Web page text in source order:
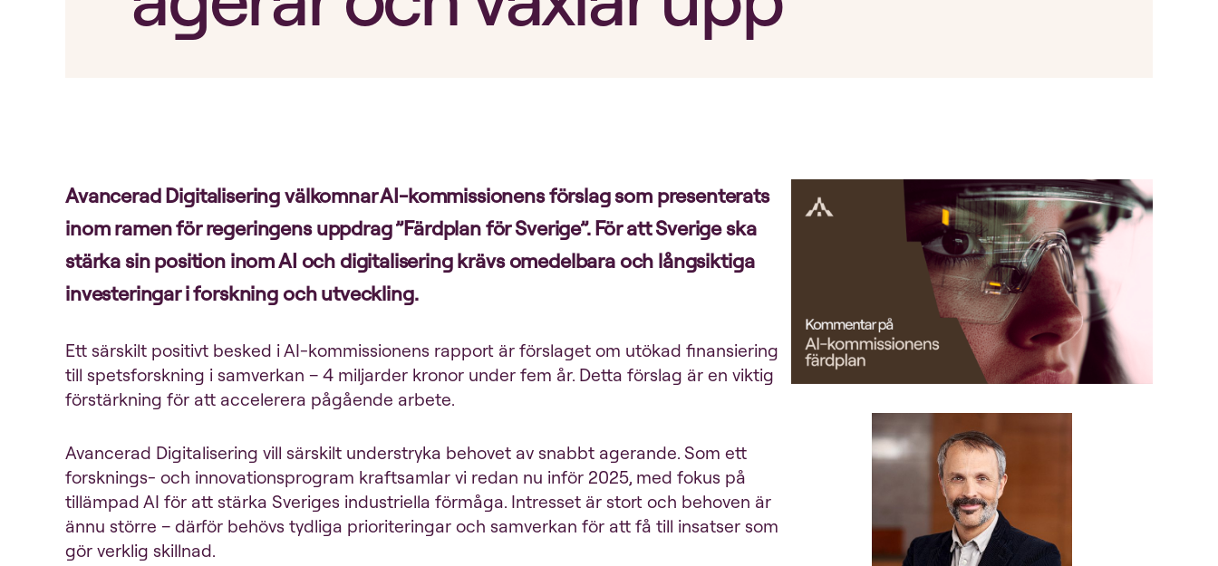
Avancerad Digitalisering välkomnar AI-kommissionens förslag som presenterats
inom ramen för regeringens uppdrag ”Färdplan för Sverige”. För att Sverige ska
stärka sin position inom AI och digitalisering krävs omedelbara och långsiktiga
investeringar i forskning och utveckling.
Ett särskilt positivt besked i AI-kommissionens rapport är förslaget om utökad finansiering
till spetsforskning i samverkan – 4 miljarder kronor under fem år. Detta förslag är en viktig
förstärkning för att accelerera pågående arbete.
Avancerad Digitalisering vill särskilt understryka behovet av snabbt agerande. Som ett
forsknings- och innovationsprogram kraftsamlar vi redan nu inför 2025, med fokus på
tillämpad AI för att stärka Sveriges industriella förmåga. Intresset är stort och behoven är
ännu större – därför behövs tydliga prioriteringar och samverkan för att få till insatser som
gör verklig skillnad.